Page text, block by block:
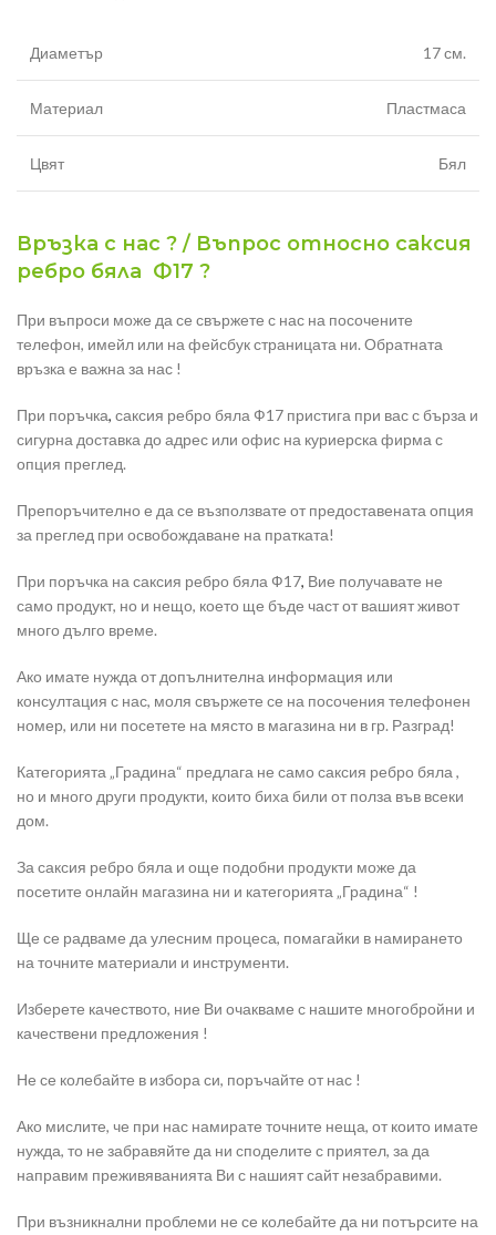
Диаметър 17 см.
Материал Пластмаса
Цвят Бял
Връзка с нас ? / Въпрос относно саксия
ребро бяла Ф17 ?
При въпроси може да се свържете с нас на посочените
телефон, имейл или на фейсбук страницата ни. Обратната
връзка е важна за нас !
При поръчка, саксия ребро бяла Ф17 пристига при вас с бърза и
сигурна доставка до адрес или офис на куриерска фирма с
опция преглед.
Препоръчително е да се възползвате от предоставената опция
за преглед при освобождаване на пратката!
При поръчка на саксия ребро бяла Ф17, Вие получавате не
само продукт, но и нещо, което ще бъде част от вашият живот
много дълго време.
Ако имате нужда от допълнителна информация или
консултация с нас, моля свържете се на посочения телефонен
номер, или ни посетете на място в магазина ни в гр. Разград!
Категорията „Градина“ предлага не само саксия ребро бяла ,
но и много други продукти, които биха били от полза във всеки
дом.
За саксия ребро бяла и още подобни продукти може да
посетите онлайн магазина ни и категорията „Градина“ !
Ще се радваме да улесним процеса, помагайки в намирането
на точните материали и инструменти.
Изберете качеството, ние Ви очакваме с нашите многобройни и
качествени предложения !
Не се колебайте в избора си, поръчайте от нас !
Ако мислите, че при нас намирате точните неща, от които имате
нужда, то не забравяйте да ни споделите с приятел, за да
направим преживяванията Ви с нашият сайт незабравими.
При възникнални проблеми не се колебайте да ни потърсите на